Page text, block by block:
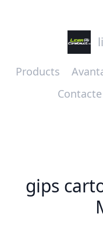
Products
Contacte
gips